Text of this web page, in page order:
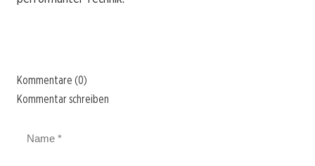
Kommentare (0)
Kommentar schreiben